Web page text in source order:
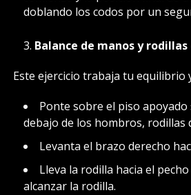
doblando los codos por un
Balance de manos y
Este ejercicio trabaja tu equilibrio
Ponte sobre el piso
debajo de los hombros, rodillas
Levanta el brazo derecho
Lleva la rodilla hacia el
alcanzar la rodilla.